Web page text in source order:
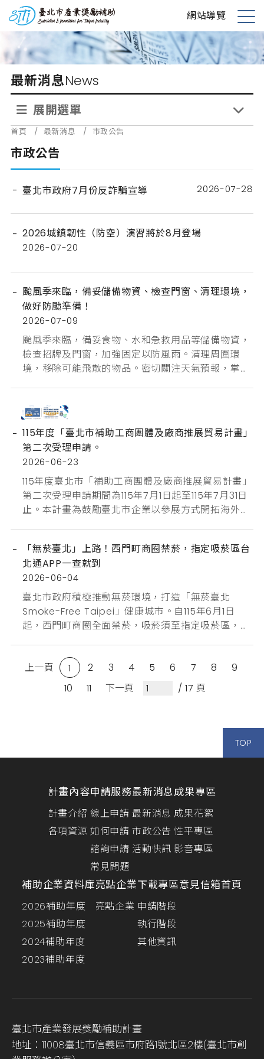
到
要
內
台北市產業獎勵補助 網站導覽
展
開
選
單
最新消息News
展開選單
首頁 / 最新消息 / 市政公告
市政公告
臺北市政府7月份反詐騙宣導 2026-07-28
2026城鎮韌性（防空）演習將於8月登場
2026-07-20
颱風季來臨，備妥儲備物資、檢查門窗、清理環境，
做好防颱準備！
2026-07-09
颱風季來臨，備妥食物、水和急救用品等儲備物資，
檢查招牌及門窗，加強固定以防風雨。清理周圍環
境，移除可能飛散的物品。密切關注天氣預報，掌握
115年度「臺北市補助工商團體及廠商推展貿易計畫」
第二次受理申請。
2026-06-23
115年度臺北市「補助工商團體及廠商推展貿易計畫」
第二次受理申請期間為115年7月1日起至115年7月31日
止。本計畫為鼓勵臺北市企業以參展方式開拓海外商
• 申請資格：具參展需求之臺北市工商團體及個別企
業。• 補助金額：每單一單位至多可申請2案。o
（一）個別廠商： 最高...
「無菸臺北」上路！西門町商圈禁菸，指定吸菸區台
北通APP一查就到
2026-06-04
臺北市政府積極推動無菸環境，打造「無菸臺北
Smoke-Free Taipei」健康城市。自115年6月1日
起，西門町商圈全面禁菸，吸菸須至指定吸菸區，違
區，包括武昌街漢中街口、中華路峨眉街口、峨眉停
車場及捷運西門站4號出口等處。民眾只要打開「台
北通APP」，點選服務功能「找地點」進入周邊服
務，於搜尋欄輸入「指定吸菸區」，即可查詢附近指
上一頁 1 2 3 4 5 6 7 8
9
10
11 下一頁 / 17 頁
TOP
計畫內容
計畫介紹
各項資源
申請服務
線上申請
如何申請
諮詢申請
常見問題
最新消息
最新消息
市政公告
活動快訊
成果專區
成果花絮
性平專區
影音專區
補助企業資料庫
2026補助年度
2025補助年度
2024補助年度
2023補助年度
亮點企業
亮點企業
下載專區
申請階段
執行階段
其他資訊
意見信箱首頁
臺北市產業發展獎勵補助計畫
地址：11008臺北市信義區市府路1號北區2樓(臺北市創